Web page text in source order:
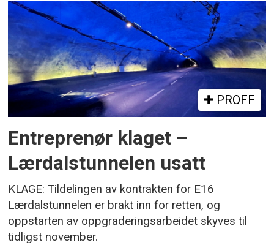
PROFF
Entreprenør klaget –
Lærdalstunnelen usatt
KLAGE: Tildelingen av kontrakten for E16
Lærdalstunnelen er brakt inn for retten, og
oppstarten av oppgraderingsarbeidet skyves til
tidligst november.